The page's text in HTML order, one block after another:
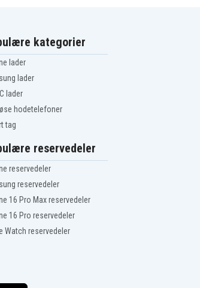
kategorier
lader
lader
lader
hodetelefoner
tag
reservedeler
reservedeler
reservedeler
16 Pro Max reservedeler
16 Pro reservedeler
Watch reservedeler